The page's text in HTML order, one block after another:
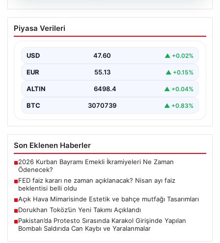
04.08.2026
FED faiz kararı ne zaman açıklanacak?
Nisan ayı faiz beklentisi belli oldu
Piyasa Verileri
USD 47.60 ▲ +0.02%
EUR 55.13 ▲ +0.15%
ALTIN 6498.4 ▲ +0.04%
BTC 3070739 ▲ +0.83%
Son Eklenen Haberler
■2026 Kurban Bayramı Emekli İkramiyeleri Ne Zaman
Ödenecek?
■FED faiz kararı ne zaman açıklanacak? Nisan ayı faiz
beklentisi belli oldu
■Açık Hava Mimarisinde Estetik ve bahçe mutfağı Tasarımları
■Dorukhan Toköz’ün Yeni Takımı Açıklandı
■Pakistan’da Protesto Sırasında Karakol Girişinde Yapılan
Bombalı Saldırıda Can Kaybı ve Yaralanmalar